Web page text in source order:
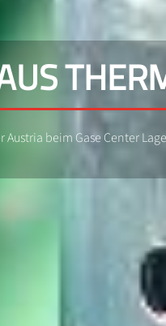
Austria beim Gase Center